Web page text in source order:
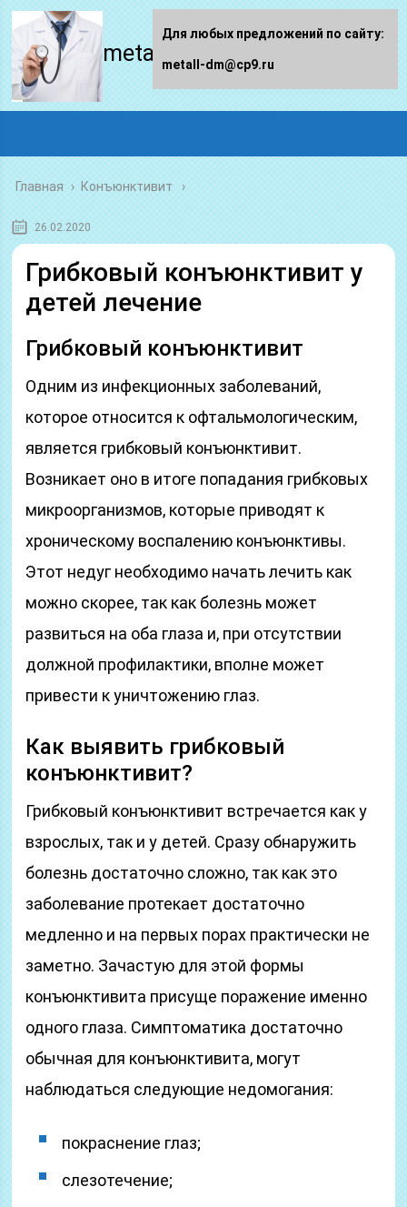
metall-dm.ru
Главная › Конъюнктивит
26.02.2020
Грибковый конъюнктивит у
детей лечение
Грибковый конъюнктивит
Одним из инфекционных заболеваний,
которое относится к офтальмологическим,
является грибковый конъюнктивит.
Возникает оно в итоге попадания грибковых
микроорганизмов, которые приводят к
хроническому воспалению конъюнктивы.
Этот недуг необходимо начать лечить как
можно скорее, так как болезнь может
развиться на оба глаза и, при отсутствии
должной профилактики, вполне может
привести к уничтожению глаз.
Как выявить грибковый
конъюнктивит?
Грибковый конъюнктивит встречается как у
взрослых, так и у детей. Сразу обнаружить
болезнь достаточно сложно, так как это
заболевание протекает достаточно
медленно и на первых порах практически не
заметно. Зачастую для этой формы
конъюнктивита присуще поражение именно
одного глаза. Симптоматика достаточно
обычная для конъюнктивита, могут
наблюдаться следующие недомогания:
покраснение глаз;
слезотечение;
Для любых предложений по сайту:
metall-dm@cp9.ru